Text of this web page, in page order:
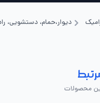
دیوار،حمام، دستشویی،
محصولات